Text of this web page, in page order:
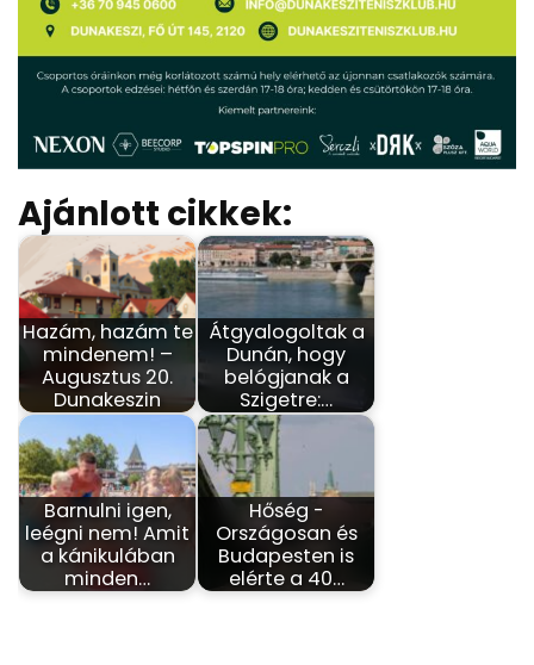
Ajánlott cikkek:
Hazám, hazám te
mindenem! –
Augusztus 20.
Dunakeszin
Átgyalogoltak a
Dunán, hogy
belógjanak a
Szigetre:…
Barnulni igen,
leégni nem! Amit
a kánikulában
minden…
Hőség -
Országosan és
Budapesten is
elérte a 40…